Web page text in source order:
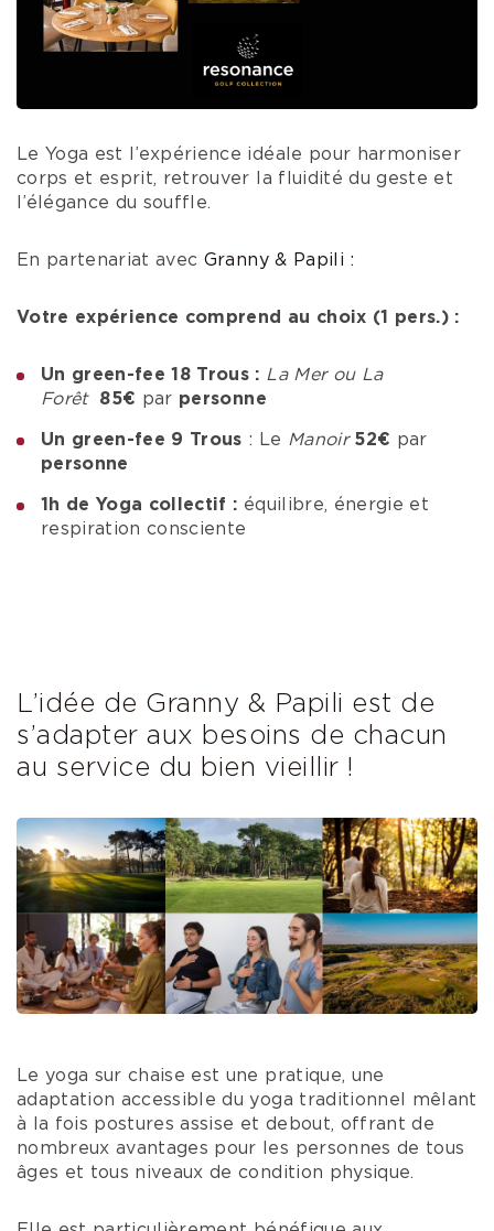
Le Yoga est l’expérience idéale pour harmoniser
corps et esprit, retrouver la fluidité du geste et
l’élégance du souffle.
En partenariat avec Granny & Papili :
Votre expérience comprend au choix (1 pers.) :
Un green-fee 18 Trous : La Mer ou La
Forêt 85€ par personne
Un green-fee 9 Trous : Le Manoir 52€ par
personne
1h de Yoga collectif : équilibre, énergie et
respiration consciente
L’idée de Granny & Papili est de
s’adapter aux besoins de chacun
au service du bien vieillir !
Le yoga sur chaise est une pratique, une
adaptation accessible du yoga traditionnel mêlant
à la fois postures assise et debout, offrant de
nombreux avantages pour les personnes de tous
âges et tous niveaux de condition physique.